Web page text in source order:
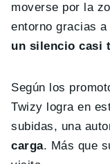
moverse por la
entorno gracias
un silencio casi
Según los
Twizy logra en
subidas, una
carga. Más que